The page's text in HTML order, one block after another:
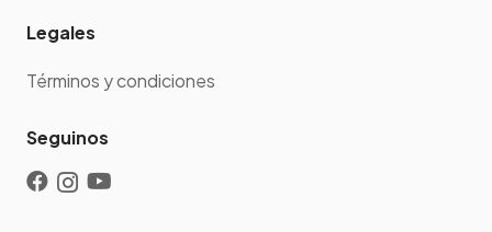
Legales
Términos y condiciones
Seguinos